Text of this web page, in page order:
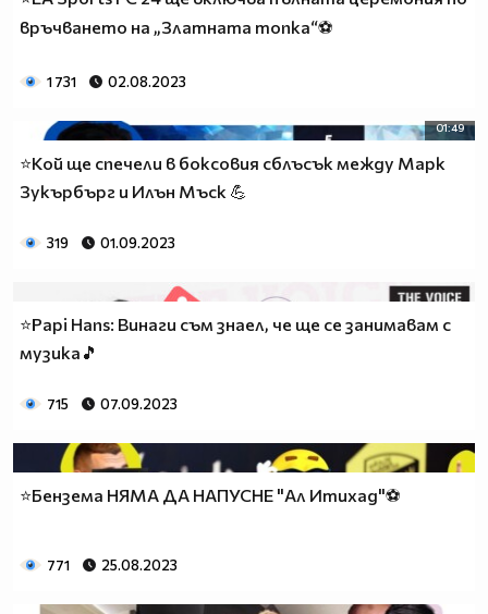
връчването на „Златната топка“⚽
1 731 02.08.2023
01:49
⭐Koй ще спечели в боксовия сблъсък между Марк
Зукърбърг и Илън Мъск 💪
319 01.09.2023
⭐Papi Hans: Винаги съм знаел, че ще се занимавам с
музика🎵
715 07.09.2023
⭐Бензема НЯМА ДА НАПУСНЕ "Ал Итихад"⚽
771 25.08.2023